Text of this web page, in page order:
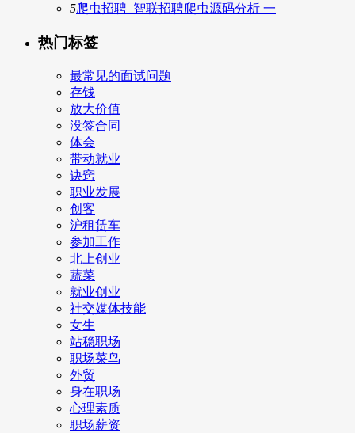
5爬虫招聘_智联招聘爬虫源码分析 一
热门标签
最常见的面试问题
存钱
放大价值
没签合同
体会
带动就业
诀窍
职业发展
创客
沪租赁车
参加工作
北上创业
蔬菜
就业创业
社交媒体技能
女生
站稳职场
职场菜鸟
外贸
身在职场
心理素质
职场薪资